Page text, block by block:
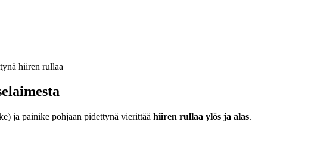
ja painike pohjaan pidettynä vierittää hiiren rullaa ylös ja alas.